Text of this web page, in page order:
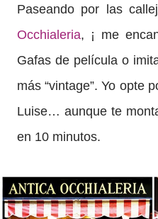
Paseando por las
Occhialeria, ¡ me
Gafas de película o
más “vintage”. Yo opte
Luise… aunque te
en 10 minutos.